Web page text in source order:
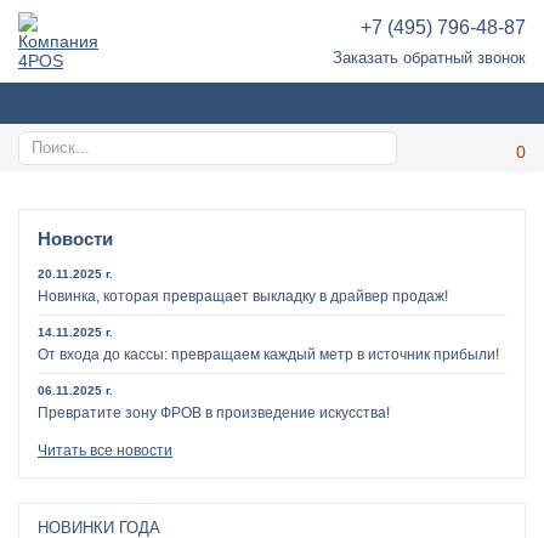
+7 (495) 796-48-87
Заказать обратный звонок
Новости
20.11.2025 г.
Новинка, которая превращает выкладку в драйвер продаж!
14.11.2025 г.
От входа до кассы: превращаем каждый метр в источник прибыли!
06.11.2025 г.
Превратите зону ФРОВ в произведение искусства!
Читать все новости
НОВИНКИ ГОДА